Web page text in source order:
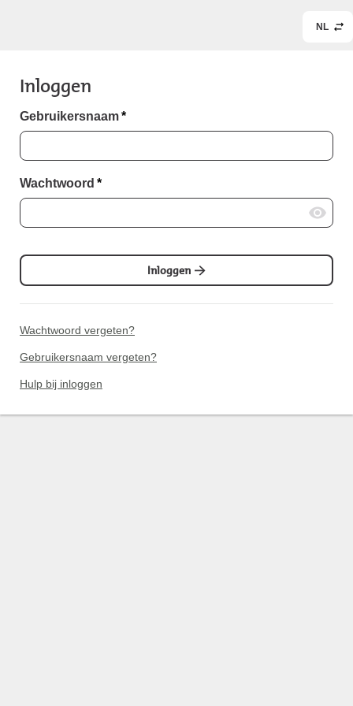
NL
Inloggen
Gebruikersnaam*
Wachtwoord *
Inloggen
Wachtwoord vergeten?
Gebruikersnaam vergeten?
Hulp bij inloggen